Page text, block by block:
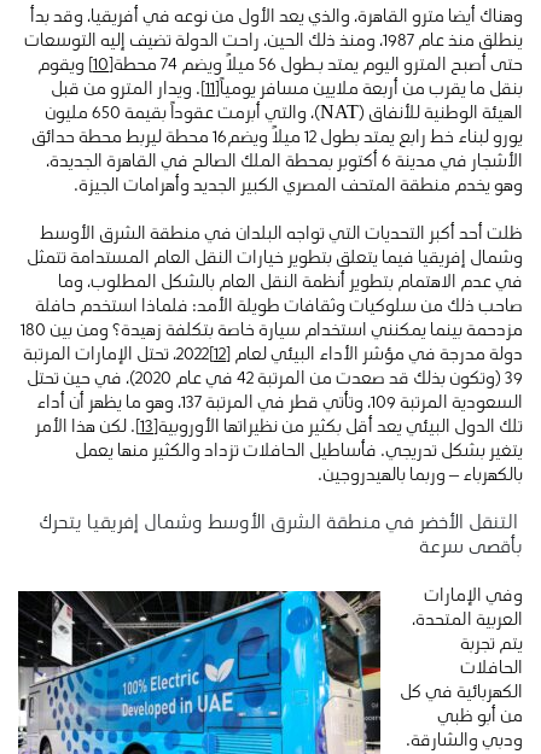
وهناك أيضا مترو القاهرة، والذي يعد الأول من نوعه في أفريقيا، وقد بدأ
ينطلق منذ عام 1987، ومنذ ذلك الحين، راحت الدولة تضيف إليه التوسعات
حتى أصبح المترو اليوم يمتد بـطول 56 ميلاً ويضم 74 محطة
[10]
ويقوم
بنقل ما يقرب من أربعة ملايين مسافر يومياً[11] . ويدار المترو من قبل
الهيئة الوطنية للأنفاق (NAT)، والتي أبرمت عقوداً بقيمة 650 مليون
يورو لبناء خط رابع يمتد بطول 12 ميلاً ويضم16 محطة ليربط محطة حدائق
الأشجار في مدينة 6 أكتوبر بمحطة الملك الصالح في القاهرة الجديدة،
وهو يخدم منطقة المتحف المصري الكبير الجديد وأهرامات الجيزة.
ظلت أحد أكبر التحديات التي تواجه البلدان في منطقة الشرق الأوسط
وشمال إفريقيا فيما يتعلق بتطوير خيارات النقل العام المستدامة تتمثل
في عدم الاهتمام بتطوير أنظمة النقل العام بالشكل المطلوب، وما
صاحب ذلك من سلوكيات وثقافات طويلة الأمد: فلماذا استخدم حافلة
مزدحمة بينما يمكنني استخدام سيارة خاصة بتكلفة زهيدة؟ ومن بين 180
دولة مدرجة في مؤشر الأداء البيئي لعام [12]
2022، تحتل الإمارات المرتبة
39 (وتكون بذلك قد صعدت من المرتبة 42 في عام 2020)، في حين تحتل
السعودية المرتبة 109، وتأتي قطر في المرتبة 137، وهو ما يظهر أن أداء
تلك الدول البيئي يعد أقل بكثير من نظيراتها الأوروبية[13]
. لكن هذا الأمر
يتغير بشكل تدريجي. فأساطيل الحافلات تزداد والكثير منها يعمل
بالكهرباء – وربما بالهيدروجين.
التنقل الأخضر في منطقة الشرق الأوسط وشمال إفريقيا يتحرك
بأقصى سرعة
وفي الإمارات
العربية المتحدة،
يتم تجربة
الحافلات
الكهربائية في كل
من أبو ظبي
ودبي والشارقة.